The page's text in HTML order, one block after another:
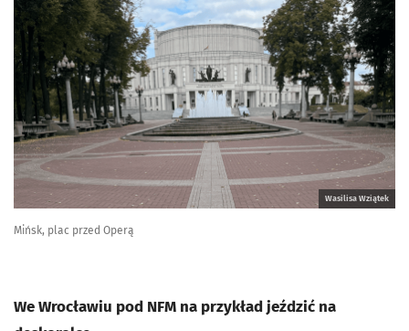
Wasilisa Wziątek
Mińsk, plac przed Operą
We Wrocławiu pod NFM na przykład jeździć na